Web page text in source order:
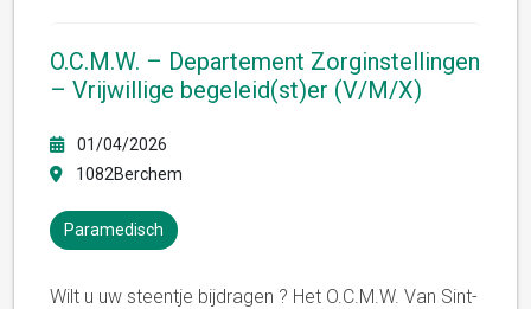
O.C.M.W. – Departement Zorginstellingen
– Vrijwillige begeleid(st)er (V/M/X)
01/04/2026
1082Berchem
Paramedisch
Wilt u uw steentje bijdragen ? Het O.C.M.W. Van Sint-